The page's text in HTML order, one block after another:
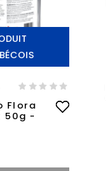
Flora
50g -